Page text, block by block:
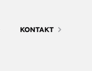
KONTAKT